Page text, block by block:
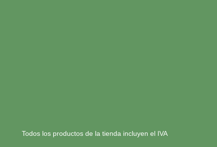
Todos los productos de la tienda incluyen el IVA